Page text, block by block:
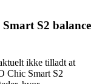
S2 balance
ikke tilladt at
Chic Smart S2